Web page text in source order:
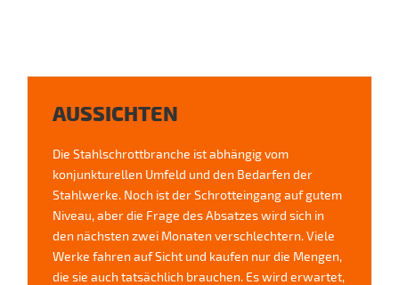
AUSSICHTEN
Die Stahlschrottbranche ist abhängig vom
konjunkturellen Umfeld und den Bedarfen der
Stahlwerke. Noch ist der Schrotteingang auf gutem
Niveau, aber die Frage des Absatzes wird sich in
den nächsten zwei Monaten verschlechtern. Viele
Werke fahren auf Sicht und kaufen nur die Mengen,
die sie auch tatsächlich brauchen. Es wird erwartet,